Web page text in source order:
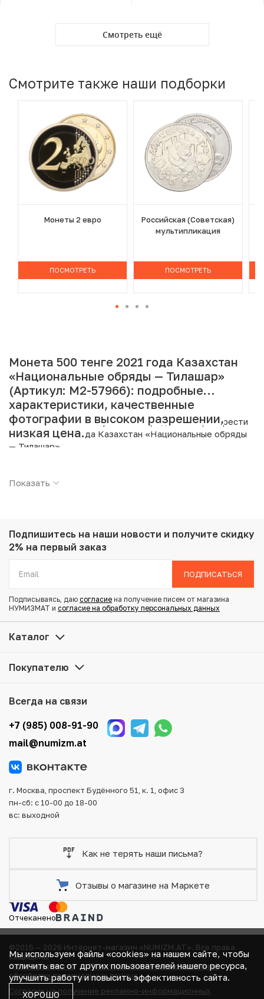
Смотреть ещё
Смотрите также наши подборки
Монеты 2 евро
ПОСМОТРЕТЬ
Российская (Советская)
мультипликация
ПОСМОТРЕТЬ
Монета 500 тенге 2021 года Казахстан
«Национальные обряды — Тилашар»
(Артикул: M2-57966): подробные
характеристики, качественные
фотографии в высоком разрешении,
низкая цена.
Интернет магазин «Нумизмат» предлагает приобрести
500 тенге 2021 года Казахстан «Национальные обряды
— Тилашар».
Металл: Серебро
Проба: 925
Состояние: Proof
Тематика: Цветные монеты
Монета в оригинальной подарочной коробке.
Купить 500 тенге 2021 года Казахстан «Национальные
заказ на сайте. Все монеты, представленные в каталоге,
находятся в наличии на нашем складе.
Мы доставим Ваш заказ в любой регион России, кроме
Для вашего удобства представлены несколько способов
тщательно упаковываются, что исключает возможность
повреждения во время доставки.
Показать
Подпишитесь на наши новости и получите скидку
2% на первый заказ
ПОДПИСАТЬСЯ
Подписываясь, даю согласие на получение писем от магазина
НУМИЗМАТ и согласие на обработку персональных данных
Каталог
Покупателю
Всегда на связи
+7 (985) 008-91-90
mail@numizm.at
г. Москва, проспект Будённого 51, к. 1, офис 3
пн-сб: с 10-00 до 18-00
вс: выходной
©2015 — 2026 Интернет-магазин «NUMIZM.AT». Все права
защищены
Договор-оферта
Политика компании в отношении
обработки персональных данных
Согласие на получение рекламно-информационных
Как не терять наши письма?
Отзывы о магазине на Маркете
Отчеканено
Мы используем файлы «cookies» на нашем сайте, чтобы
отличить вас от других пользователей нашего ресурса,
улучшить работу и повысить эффективность сайта.
ХОРОШО